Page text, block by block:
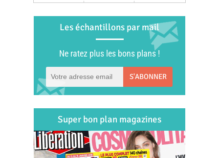
Les échantillons par mail
Ne ratez plus les bons plans !
S'ABONNER
Super bon plan magazines